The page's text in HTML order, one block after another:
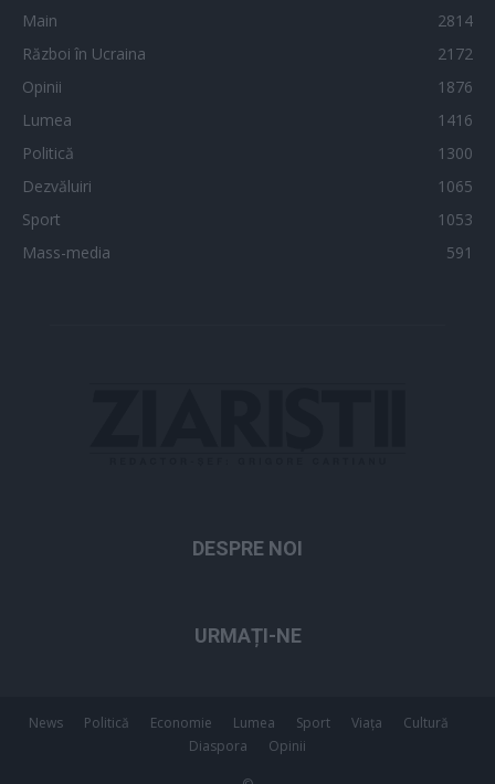
Main
2814
Război în Ucraina
2172
Opinii
1876
Lumea
1416
Politică
1300
Dezvăluiri
1065
Sport
1053
Mass-media
591
DESPRE NOI
URMAȚI-NE
News Politică Economie Lumea Sport Viața
Cultură
Diaspora
Opinii